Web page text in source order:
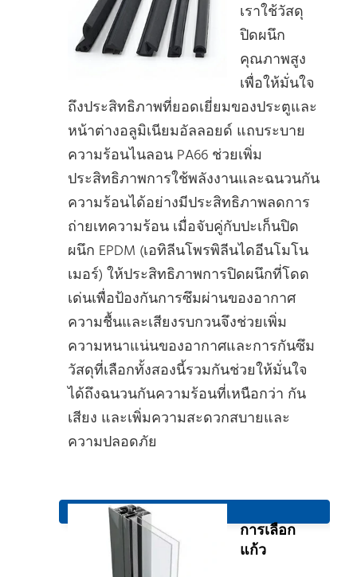
เราใช้วัสดุ
ปิดผนึก
คุณภาพสูง
เพื่อให้มั่นใจ
ถึงประสิทธิภาพที่ยอดเยี่ยมของประตูและ
หน้าต่างอลูมิเนียมอัลลอยด์ แถบระบาย
ความร้อนไนลอน PA66 ช่วยเพิ่ม
ประสิทธิภาพการใช้พลังงานและฉนวนกัน
ความร้อนได้อย่างมีประสิทธิภาพลดการ
ถ่ายเทความร้อน เมื่อจับคู่กับปะเก็นปิด
ผนึก EPDM (เอทิลีนโพรพิลีนไดอีนโมโน
เมอร์) ให้ประสิทธิภาพการปิดผนึกที่โดด
เด่นเพื่อป้องกันการซึมผ่านของอากาศ
ความชื้นและเสียงรบกวนจึงช่วยเพิ่ม
ความหนาแน่นของอากาศและการกันซึม
วัสดุที่เลือกทั้งสองนี้รวมกันช่วยให้มั่นใจ
ได้ถึงฉนวนกันความร้อนที่เหนือกว่า กัน
เสียง และเพิ่มความสะดวกสบายและ
ความปลอดภัย
การเลือก
แก้ว